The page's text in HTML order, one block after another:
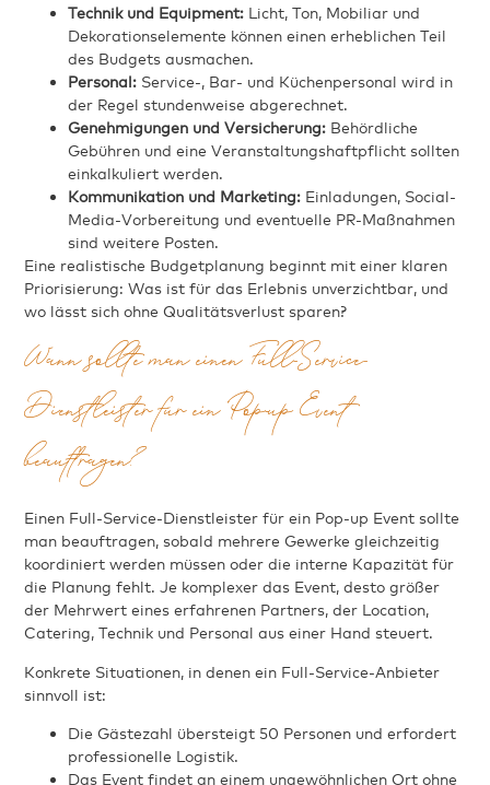
Technik und Equipment: Licht, Ton, Mobiliar und
Dekorationselemente können einen erheblichen Teil
des Budgets ausmachen.
Personal: Service-, Bar- und Küchenpersonal wird in
der Regel stundenweise abgerechnet.
Genehmigungen und Versicherung: Behördliche
Gebühren und eine Veranstaltungshaftpflicht sollten
einkalkuliert werden.
Kommunikation und Marketing: Einladungen, Social-
Media-Vorbereitung und eventuelle PR-Maßnahmen
sind weitere Posten.
Eine realistische Budgetplanung beginnt mit einer klaren
Priorisierung: Was ist für das Erlebnis unverzichtbar, und
wo lässt sich ohne Qualitätsverlust sparen?
Wann sollte man einen Full-Service-
Dienstleister für ein Pop-up Event
beauftragen?
Einen Full-Service-Dienstleister für ein Pop-up Event sollte
man beauftragen, sobald mehrere Gewerke gleichzeitig
koordiniert werden müssen oder die interne Kapazität für
die Planung fehlt. Je komplexer das Event, desto größer
der Mehrwert eines erfahrenen Partners, der Location,
Catering, Technik und Personal aus einer Hand steuert.
Konkrete Situationen, in denen ein Full-Service-Anbieter
sinnvoll ist:
Die Gästezahl übersteigt 50 Personen und erfordert
professionelle Logistik.
Das Event findet an einem ungewöhnlichen Ort ohne